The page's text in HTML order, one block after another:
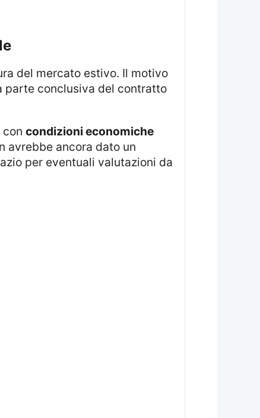
del mercato estivo. Il motivo
parte conclusiva del contratto
con condizioni economiche
avrebbe ancora dato un
per eventuali valutazioni da